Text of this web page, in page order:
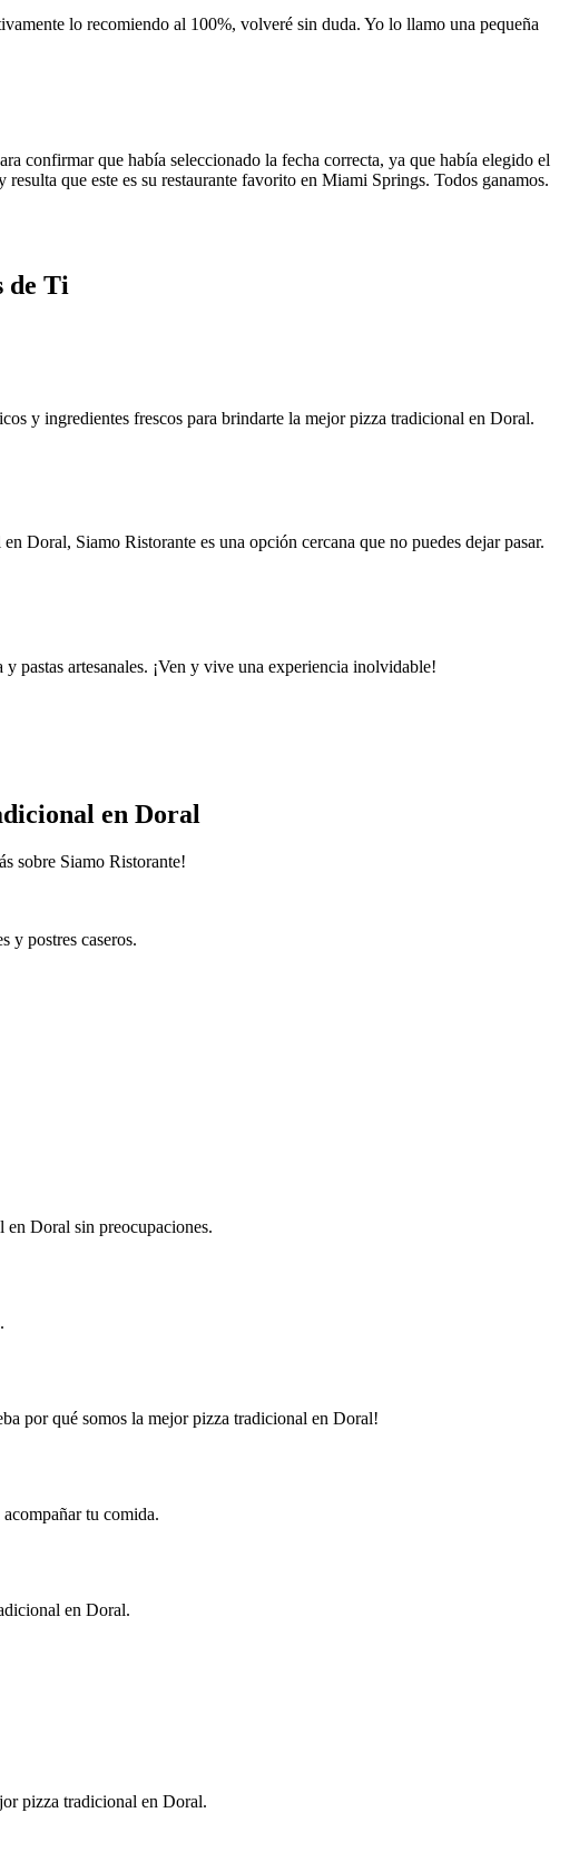
lo recomiendo al 100%, volveré sin duda. Yo lo llamo una pequeña
confirmar que había seleccionado la fecha correcta, ya que había elegido el
que este es su restaurante favorito en Miami Springs. Todos ganamos.
de Ti
y ingredientes frescos para brindarte la mejor pizza tradicional en Doral.
Doral, Siamo Ristorante es una opción cercana que no puedes dejar pasar.
pastas artesanales. ¡Ven y vive una experiencia inolvidable!
en Doral
sobre Siamo Ristorante!
y postres caseros.
en Doral sin preocupaciones.
por qué somos la mejor pizza tradicional en Doral!
tu comida.
en Doral.
pizza tradicional en Doral.